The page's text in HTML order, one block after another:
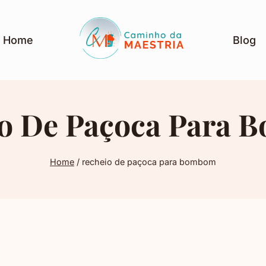
Home Blog
De Paçoca Para
Home / recheio de paçoca para bombom